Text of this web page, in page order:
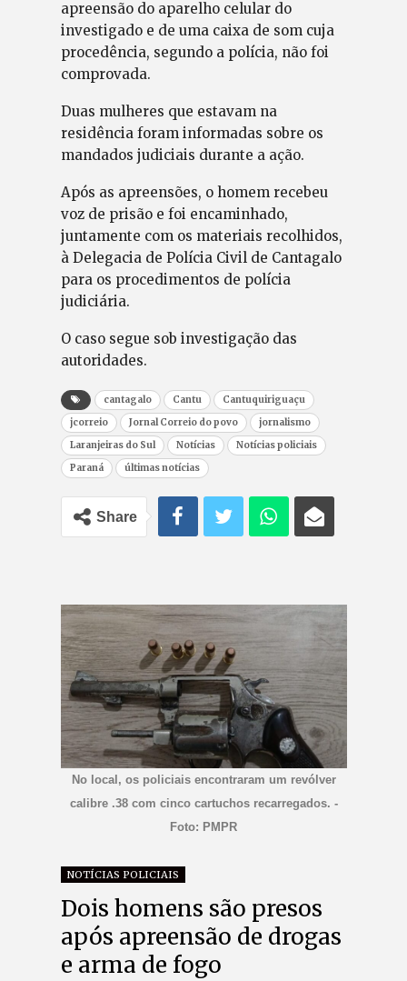
apreensão do aparelho celular do
investigado e de uma caixa de som cuja
procedência, segundo a polícia, não foi
comprovada.
Duas mulheres que estavam na
residência foram informadas sobre os
mandados judiciais durante a ação.
Após as apreensões, o homem recebeu
voz de prisão e foi encaminhado,
juntamente com os materiais recolhidos,
à Delegacia de Polícia Civil de Cantagalo
para os procedimentos de polícia
judiciária.
O caso segue sob investigação das
autoridades.
cantagalo Cantu
Cantuquiriguaçu
jcorreio
Jornal Correio do povo
jornalismo
Laranjeiras do Sul
Notícias
Notícias policiais
Paraná
últimas notícias
Share
No local, os policiais encontraram um revólver
calibre .38 com cinco cartuchos recarregados. -
Foto: PMPR
NOTÍCIAS POLICIAIS
Dois homens são presos
após apreensão de drogas
e arma de fogo